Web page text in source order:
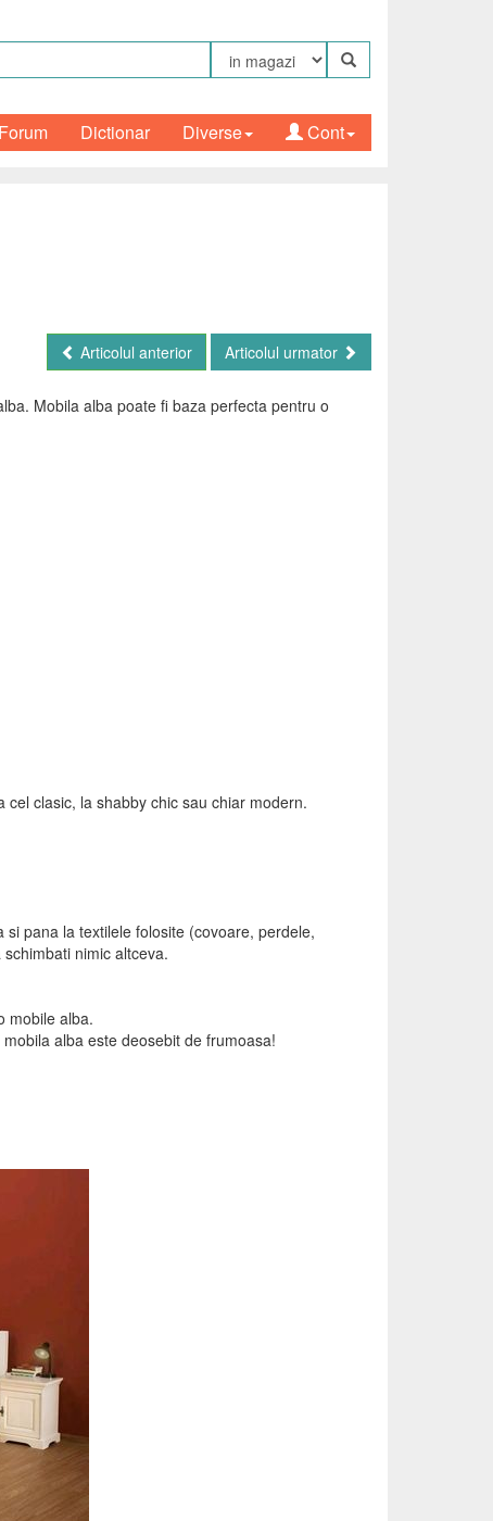
Forum Dictionar Cont
Diverse
Articolul anterior Articolul urmator
Mobila alba poate fi baza perfecta pentru o
clasic, la shabby chic sau chiar modern.
pana la textilele folosite (covoare, perdele,
nimic altceva.
mobile alba.
alba este deosebit de frumoasa!